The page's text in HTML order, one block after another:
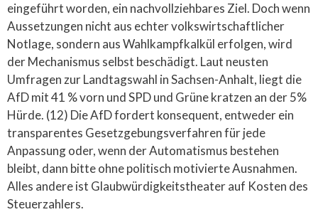
eingeführt worden, ein nachvollziehbares Ziel. Doch wenn
Aussetzungen nicht aus echter volkswirtschaftlicher
Notlage, sondern aus Wahlkampfkalkül erfolgen, wird
der Mechanismus selbst beschädigt. Laut neusten
Umfragen zur Landtagswahl in Sachsen-Anhalt, liegt die
AfD mit 41 % vorn und SPD und Grüne kratzen an der 5%
Hürde. (12) Die AfD fordert konsequent, entweder ein
transparentes Gesetzgebungsverfahren für jede
Anpassung oder, wenn der Automatismus bestehen
bleibt, dann bitte ohne politisch motivierte Ausnahmen.
Alles andere ist Glaubwürdigkeitstheater auf Kosten des
Steuerzahlers.